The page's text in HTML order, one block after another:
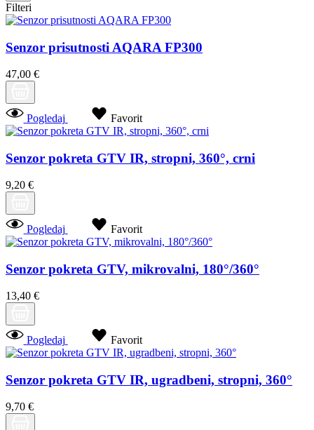
Filteri
Senzor prisutnosti AQARA FP300
47,00 €
Pogledaj Favorit
Senzor pokreta GTV IR, stropni, 360°, crni
9,20 €
Pogledaj Favorit
Senzor pokreta GTV, mikrovalni, 180°/360°
13,40 €
Pogledaj Favorit
Senzor pokreta GTV IR, ugradbeni, stropni, 360°
9,70 €